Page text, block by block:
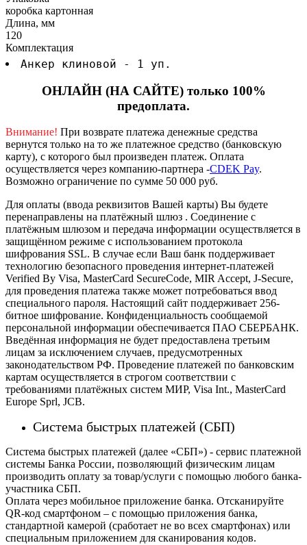
коробка картонная
Длина, мм
120
Комплектация
Анкер клиновой - 1 уп.
ОНЛАЙН (НА САЙТЕ) только 100%
предоплата.
Внимание! При возврате платежа денежные средства
вернутся только на то же платежное средство (банковскую
карту), с которого был произведен платеж. Оплата
осуществляется через компанию-партнера -CDEK Pay.
Возможно ограничение по сумме 50 000 руб.
Для оплаты (ввода реквизитов Вашей карты) Вы будете
перенаправлены на платёжный шлюз . Соединение с
платёжным шлюзом и передача информации осуществляется в
защищённом режиме с использованием протокола
шифрования SSL. В случае если Ваш банк поддерживает
технологию безопасного проведения интернет-платежей
Verified By Visa, MasterCard SecureCode, MIR Accept, J-Secure,
для проведения платежа также может потребоваться ввод
специального пароля. Настоящий сайт поддерживает 256-
битное шифрование. Конфиденциальность сообщаемой
персональной информации обеспечивается ПАО СБЕРБАНК.
Введённая информация не будет предоставлена третьим
лицам за исключением случаев, предусмотренных
законодательством РФ. Проведение платежей по банковским
картам осуществляется в строгом соответствии с
требованиями платёжных систем МИР, Visa Int., MasterCard
Europe Sprl, JCB.
Система быстрых платежей (СБП)
Система быстрых платежей (далее «СБП») - сервис платежной
системы Банка России, позволяющий физическим лицам
производить оплату за товар/услуги с помощью любого банка-
участника СБП.
Оплата через мобильное приложение банка. Отсканируйте
QR-код смартфоном – с помощью приложения банка,
стандартной камерой (сработает не во всех смартфонах) или
специальным приложением для сканирования кодов.